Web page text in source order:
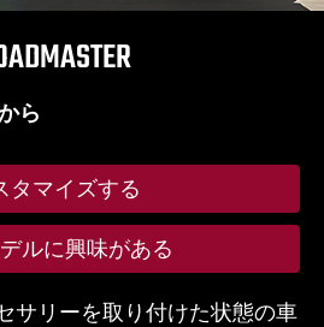
ら
タマイズする
ルに興味がある
サリーを取り付けた状態の車